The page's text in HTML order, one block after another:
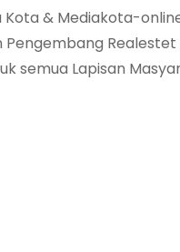
& Mediakota-
semua Lapisan